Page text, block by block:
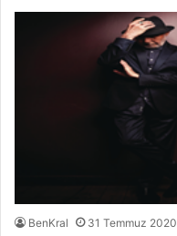
BenKral 31 Temmuz 2020